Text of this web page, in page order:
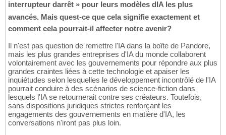
interrupteur darrêt » pour leurs modèles dIA les plus
avancés. Mais quest-ce que cela signifie exactement et
comment cela pourrait-il affecter notre avenir?
Il n'est pas question de remettre l'IA dans la boîte de Pandore,
mais les plus grandes entreprises d'IA du monde collaborent
volontairement avec les gouvernements pour répondre aux plus
grandes craintes liées à cette technologie et apaiser les
inquiétudes selon lesquelles le développement incontrôlé de l'IA
pourrait conduire à des scénarios de science-fiction dans
lesquels l'IA se retournerait contre ses créateurs. Toutefois,
sans dispositions juridiques strictes renforçant les
engagements des gouvernements en matière d'IA, les
conversations n'iront pas plus loin.